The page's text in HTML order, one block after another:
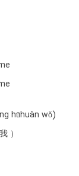
hūhuàn wǒ)
）